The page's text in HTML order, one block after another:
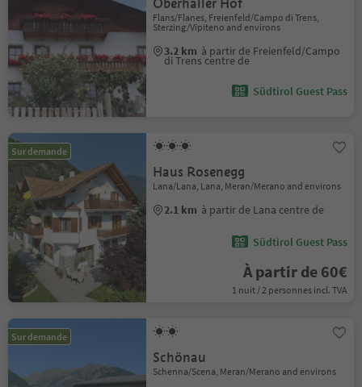
Oberhaller Hof
Flans/Flanes, Freienfeld/Campo di Trens,
Sterzing/Vipiteno and environs
3.2 km à partir de Freienfeld/Campo
di Trens centre de
Südtirol Guest Pass
Sur demande
Haus Rosenegg
Lana/Lana, Lana, Meran/Merano and environs
2.1 km à partir de Lana centre de
Südtirol Guest Pass
À partir de 60€
1 nuit / 2 personnes incl. TVA
Sur demande
Schönau
Schenna/Scena, Meran/Merano and environs